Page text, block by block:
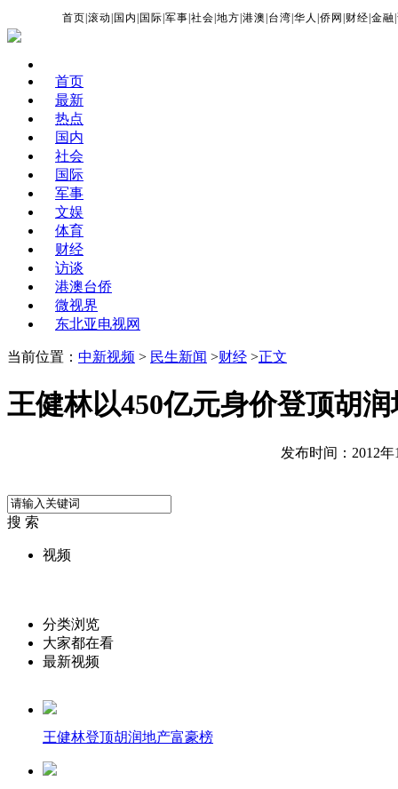
首页 |滚动 国内 国际 |军事 |社会 |地方 |港澳 台湾 |华人 |侨网 财经 |金融 |
首页
最新
热点
国内
社会
国际
军事
文娱
体育
财经
访谈
港澳台侨
微视界
东北亚电视网
当前位置： 中新视频 > 民生新闻 >财经 >正文
王健林以450亿元身价登顶胡
发布时间：2012年
搜 索
视频
分类浏览
大家都在看
最新视频
王健林登顶胡润地产富豪榜